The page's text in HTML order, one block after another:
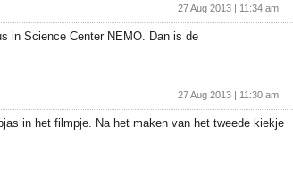
27 Aug 2013 | 11:34 am
in Science Center NEMO. Dan is de
27 Aug 2013 | 11:30 am
in het filmpje. Na het maken van het tweede kiekje